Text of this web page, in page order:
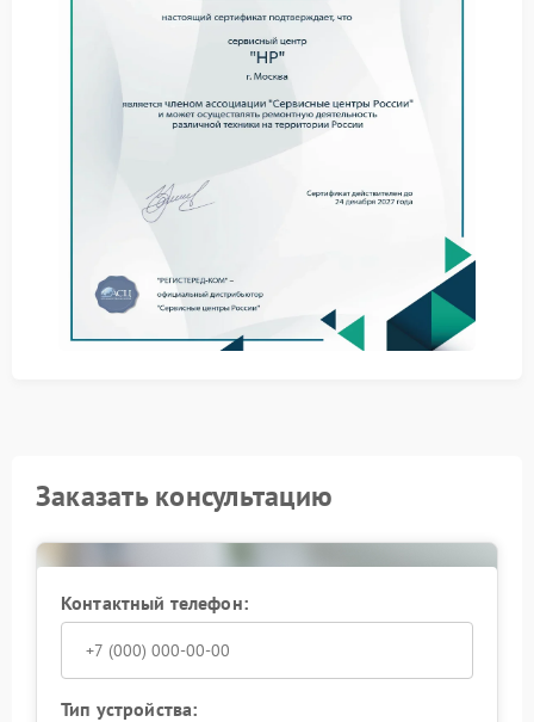
Применение оригинальных или совместимых
комплектующих высокого качества.
Соблюдение установленных производителем
технологических нормативов.
Предоставление гарантии на все выполненные
работы и установленные детали.
Доверяя ваш ноут проверенным мастерам, вы
обеспечиваете ему долгую и стабильную работу. Мы
Заказать консультацию
Контактный телефон:
Тип устройства: